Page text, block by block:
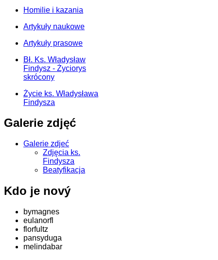
Homilie i kazania
Artykuły naukowe
Artykuły prasowe
Bł. Ks. Władysław
Findysz - Życiorys
skrócony
Życie ks. Władysława
Findysza
Galerie zdjęć
Galerie zdjeć
Zdjęcia ks.
Findysza
Beatyfikacja
Kdo je nový
bymagnes
eulanorfl
florfultz
pansyduga
melindabar